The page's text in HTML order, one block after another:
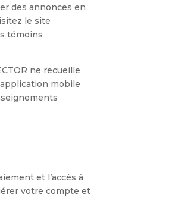
des annonces en
le site
témoins
ne recueille
mobile
et l’accès à
votre compte et